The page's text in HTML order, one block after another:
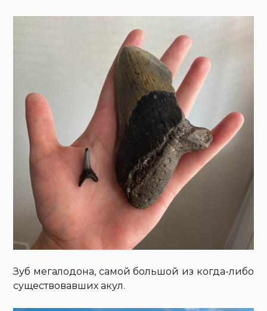
Зуб мегалодона, самой большой из когда-либо
существовавших акул.